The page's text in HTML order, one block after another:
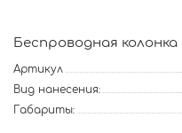
Беспроводная
Артикул
Вид нанесения:
Габариты: